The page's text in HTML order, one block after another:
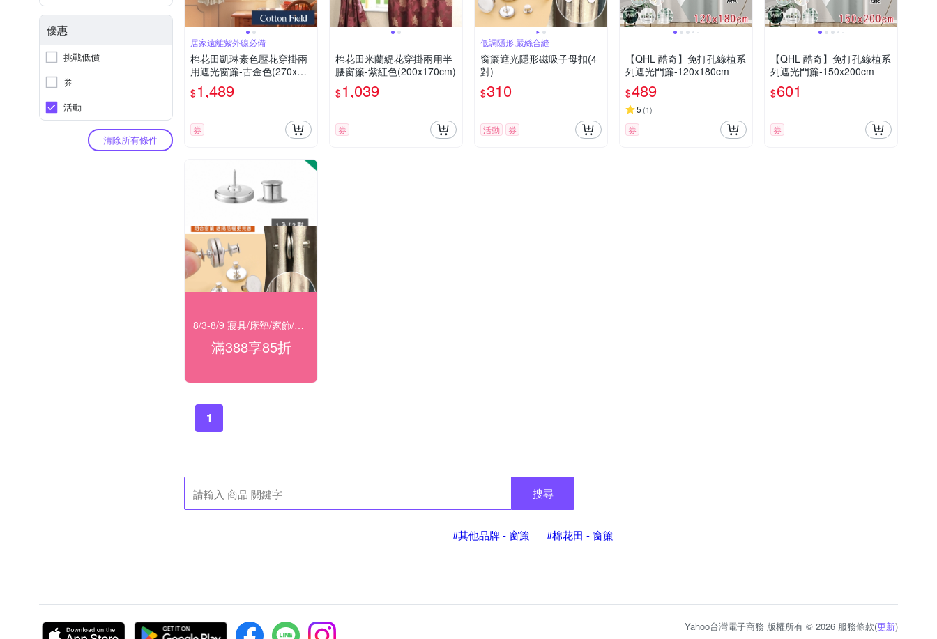
優惠
挑戰低價
券
活動
清除所有條件
居家遠離紫外線必備
棉花田凱琳素色壓花穿掛兩
用遮光窗簾-古金色(270x16
5cm)
$1,489
券
棉花田米蘭緹花穿掛兩用半
腰窗簾-紫紅色(200x170cm)
$1,039
券
低調隱形,嚴絲合縫
窗簾遮光隱形磁吸子母扣(4
對)
$310
活動 券
【QHL 酷奇】免打孔綠植系
列遮光門簾-120x180cm
$489
5 (1)
券
【QHL 酷奇】免打孔綠植系
列遮光門簾-150x200cm
$601
券
8/3-8/9 寢具/床墊/家飾/開運 滿388享85折
滿388享85折
1
搜尋
#其他品牌 - 窗簾 #棉花田 - 窗簾
Yahoo台灣電子商務 版權所有 © 2026 服務條款(更新)